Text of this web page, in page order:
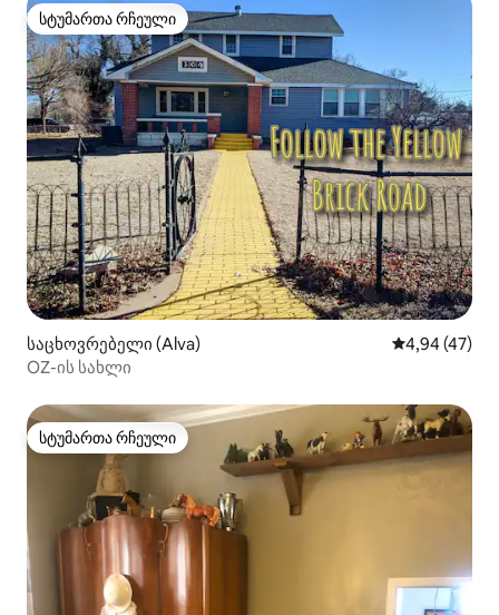
სტუმართა რჩეული
სტუმართა რჩეული
საცხოვრებელი (Alva) საშუალო
4,94 (47)
OZ-ის სახლი
სტუმართა რჩეული
სტუმართა რჩეული